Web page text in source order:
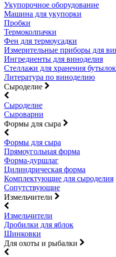
Укупорочное оборудование
Машина для укупорки
Пробки
Термоколпачки
Фен для термоусадки
Измерительные приборы для
Ингредиенты для виноделия
Стеллажи для хранения бутылок
Литература по виноделию
Сыроделие
Сыроделие
Сыроварни
Формы для сыра
Формы для сыра
Прямоугольная форма
Форма-дуршлаг
Цилиндрическая форма
Комплектующие для сыроделия
Сопутствующие
Измельчители
Измельчители
Дробилки для яблок
Шинковки
Для охоты и рыбалки